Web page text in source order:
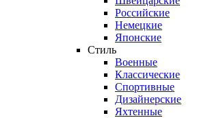
Российские
Немецкие
Японские
Стиль
Военные
Классические
Спортивные
Дизайнерские
Яхтенные